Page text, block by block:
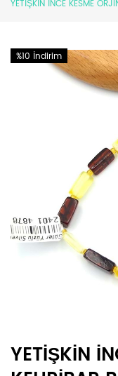
YETİŞKİN İNCE KESME
YETİŞKİN
%10 İndirim